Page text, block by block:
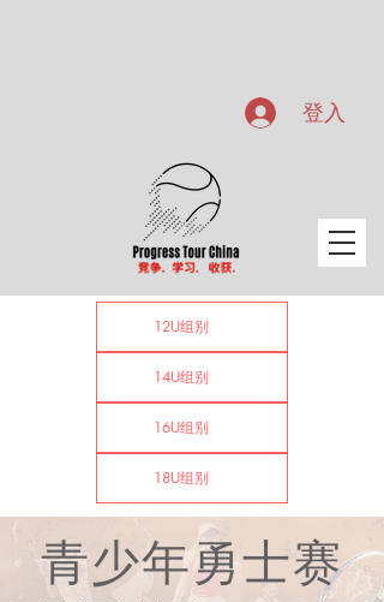
登入
青少年勇士赛
12U组别
14U组别
16U组别
18U组别